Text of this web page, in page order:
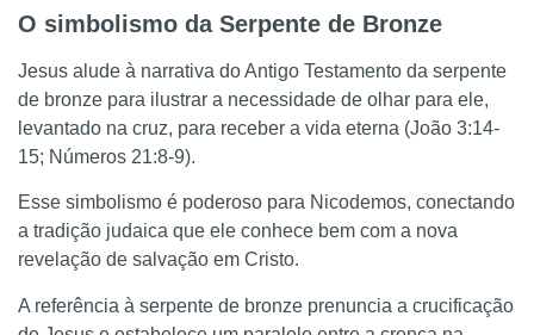
O simbolismo da Serpente de Bronze
Jesus alude à narrativa do Antigo Testamento da serpente
de bronze para ilustrar a necessidade de olhar para ele,
levantado na cruz, para receber a vida eterna (João 3:14-
15; Números 21:8-9).
Esse simbolismo é poderoso para Nicodemos, conectando
a tradição judaica que ele conhece bem com a nova
revelação de salvação em Cristo.
A referência à serpente de bronze prenuncia a crucificação